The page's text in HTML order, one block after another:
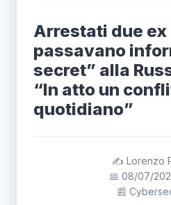
Arrestati due
passavano
secret” alla
“In atto un
quotidiano”
✍️ Lorenzo
📅 08/07/
📰